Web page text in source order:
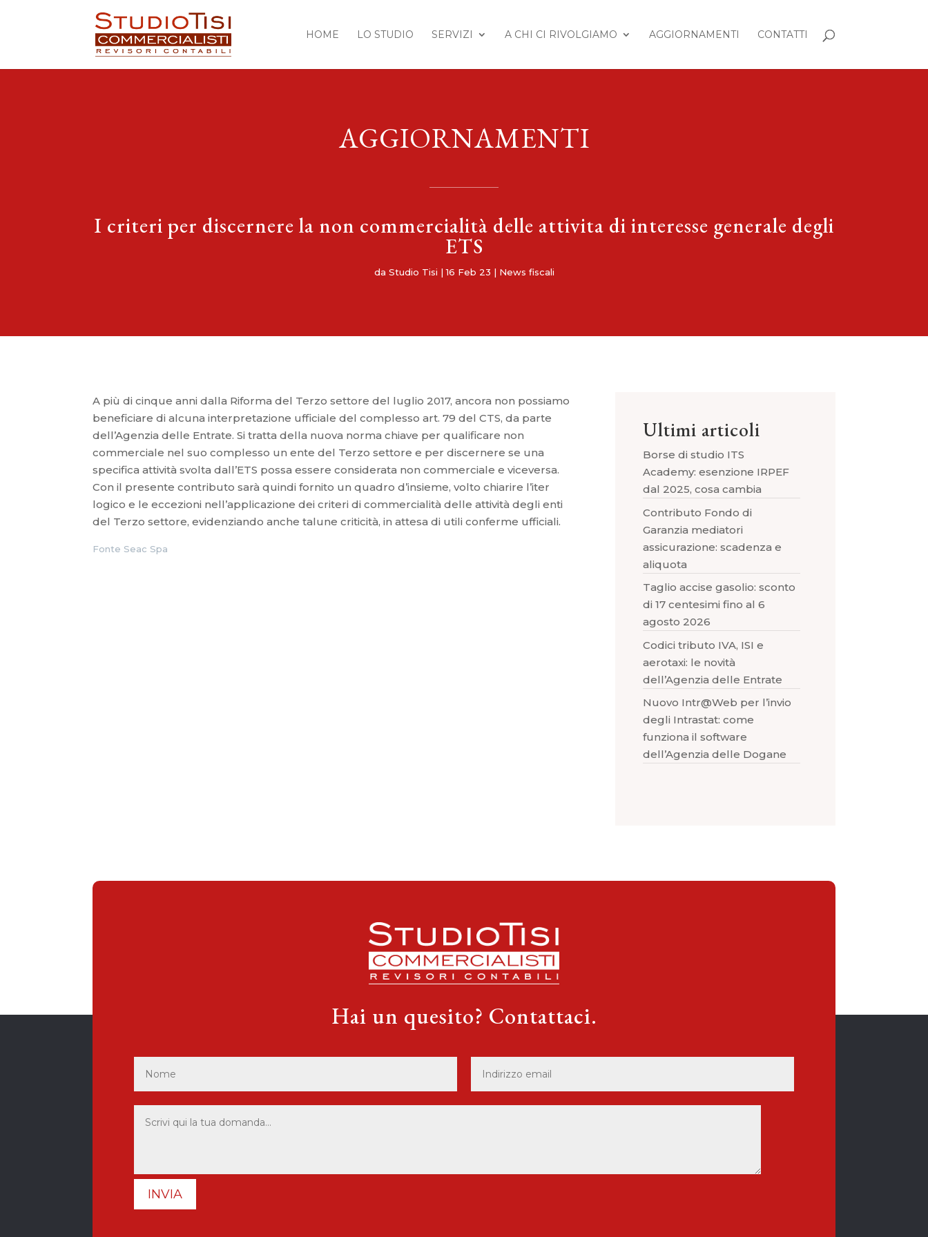
HOME LO STUDIO SERVIZI A CHI CI RIVOLGIAMO AGGIORNAMENTI CONTATTI
AGGIORNAMENTI
I criteri per discernere la non commercialità delle attivita di interesse generale degli
ETS
da Studio Tisi |16 Feb 23 | News fiscali
A più di cinque anni dalla Riforma del Terzo settore del luglio 2017, ancora non possiamo
beneficiare di alcuna interpretazione ufficiale del complesso art. 79 del CTS, da parte
dell’Agenzia delle Entrate. Si tratta della nuova norma chiave per qualificare non
commerciale nel suo complesso un ente del Terzo settore e per discernere se una
specifica attività svolta dall’ETS possa essere considerata non commerciale e viceversa.
Con il presente contributo sarà quindi fornito un quadro d’insieme, volto chiarire l’iter
logico e le eccezioni nell’applicazione dei criteri di commercialità delle attività degli enti
del Terzo settore, evidenziando anche talune criticità, in attesa di utili conferme ufficiali.
Fonte Seac Spa
Ultimi articoli
Borse di studio ITS
Academy: esenzione IRPEF
dal 2025, cosa cambia
Contributo Fondo di
Garanzia mediatori
assicurazione: scadenza e
aliquota
Taglio accise gasolio: sconto
di 17 centesimi fino al 6
agosto 2026
Codici tributo IVA, ISI e
aerotaxi: le novità
dell’Agenzia delle Entrate
Nuovo Intr@Web per l’invio
degli Intrastat: come
funziona il software
dell’Agenzia delle Dogane
Hai un quesito? Contattaci.
INVIA